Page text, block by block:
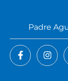
Padre